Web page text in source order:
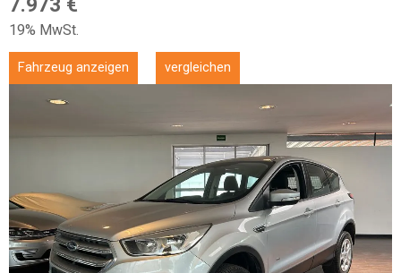
19% MwSt.
Fahrzeug anzeigen vergleichen